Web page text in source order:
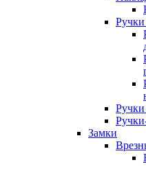
Ручки
Замки